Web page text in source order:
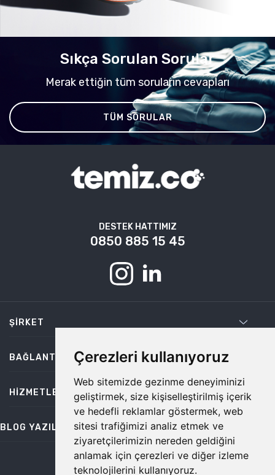
Çerezleri kullanıyoruz
Web sitemizde gezinme deneyiminizi
geliştirmek, size kişiselleştirilmiş içerik
ve hedefli reklamlar göstermek, web
sitesi trafiğimizi analiz etmek ve
ziyaretçilerimizin nereden geldiğini
anlamak için çerezleri ve diğer izleme
teknolojilerini kullanıyoruz.
Sıkça Sorulan Sorular
Merak ettiğin tüm soruların cevapları
TÜM SORULAR
DESTEK HATTIMIZ
0850 885 15 45
ŞIRKET
BAĞLANTILAR
HIZMETLER
BLOG YAZILARI
bilgi@temiz.co